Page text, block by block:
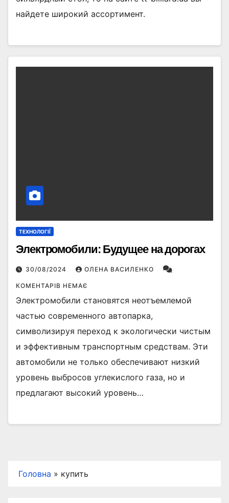
найдете широкий ассортимент.
ТЕХНОЛОГІЇ
Электромобили: Будущее на дорогах
30/08/2024 ОЛЕНА ВАСИЛЕНКО
КОМЕНТАРІВ НЕМАЄ
Электромобили становятся неотъемлемой
частью современного автопарка,
символизируя переход к экологически чистым
и эффективным транспортным средствам. Эти
автомобили не только обеспечивают низкий
уровень выбросов углекислого газа, но и
предлагают высокий уровень…
Головна » купить